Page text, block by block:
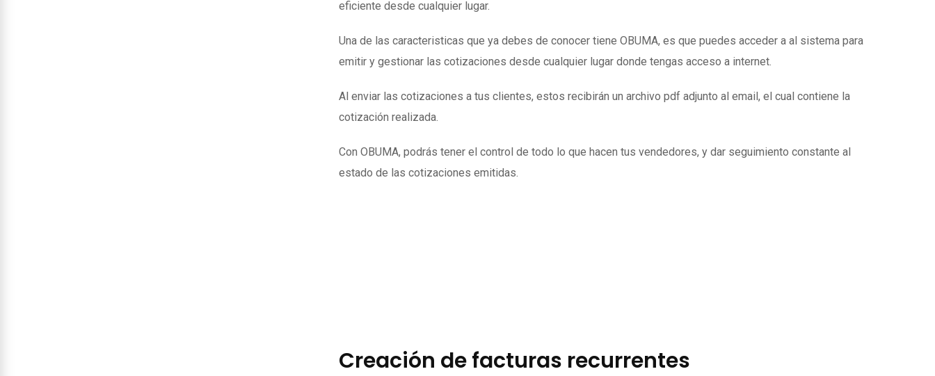
eficiente desde cualquier lugar.
Una de las caracteristicas que ya debes de conocer tiene OBUMA, es que puedes acceder a al sistema para
emitir y gestionar las cotizaciones desde cualquier lugar donde tengas acceso a internet.
Al enviar las cotizaciones a tus clientes, estos recibirán un archivo pdf adjunto al email, el cual contiene la
cotización realizada.
Con OBUMA, podrás tener el control de todo lo que hacen tus vendedores, y dar seguimiento constante al
estado de las cotizaciones emitidas.
Creación de facturas recurrentes